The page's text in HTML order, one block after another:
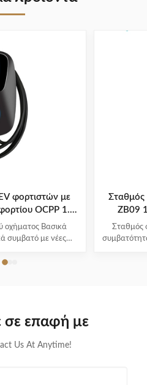
φορτιστών με
OCPP 1.6
οχήματος Βασικά
συμβατό με νέες
ανίχνευση με
Σταθμός
ZB09
Σταθμός
σε επαφή με
Us At Anytime!